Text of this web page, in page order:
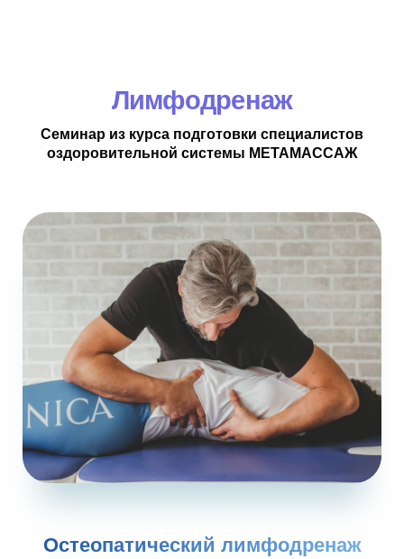
Лимфодренаж
Семинар из курса подготовки специалистов
оздоровительной системы МЕТАМАССАЖ
Остеопатический лимфодренаж